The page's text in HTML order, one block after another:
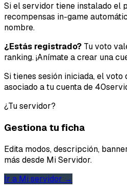
Si el servidor tiene instalado el
recompensas in-game
nombre.
¿Estás registrado? Tu voto
ranking. ¡Anímate a crear una
Si tienes sesión iniciada, el
asociado a tu cuenta de
¿Tu servidor?
Gestiona tu ficha
Edita modos, descripción,
más desde Mi Servidor.
Ir a Mi servidor →
Tipo de
Lo que
Mensaje